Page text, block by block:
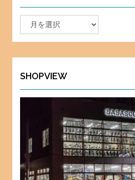
カ
SHOPVIEW